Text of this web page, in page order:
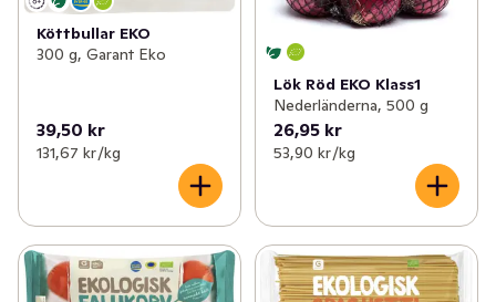
Köttbullar EKO
300 g, Garant Eko
39,50 kr
131,67 kr /kg
Lök Röd EKO Klass1
Nederländerna, 500 g
26,95 kr
53,90 kr /kg